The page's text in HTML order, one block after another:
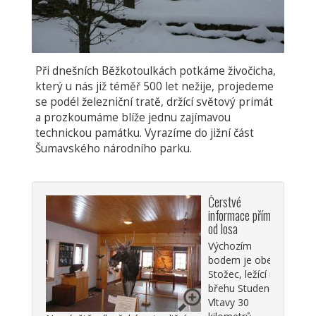
Při dnešních Běžkotoulkách potkáme živočicha,
který u nás již téměř 500 let nežije, projedeme
se podél železniční tratě, držící světový primát
a prozkoumáme blíže jednu zajímavou
technickou památku. Vyrazíme do jižní část
Šumavského národního parku.
Čerstvé
informace přímo
od losa
Výchozím
bodem je obec
Stožec, ležící na
břehu Studené
Vltavy 30